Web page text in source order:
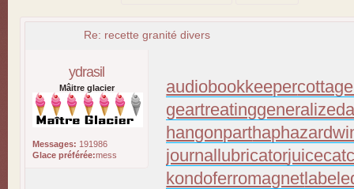
Re: recette granité divers
ydrasil
Mâitre glacier
Messages: 191986
Glace préférée:mess
audiobookkeeper
geartreating
hangonpart
journallubricator
kondoferromagnet